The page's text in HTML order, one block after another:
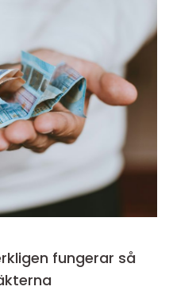
fungerar så